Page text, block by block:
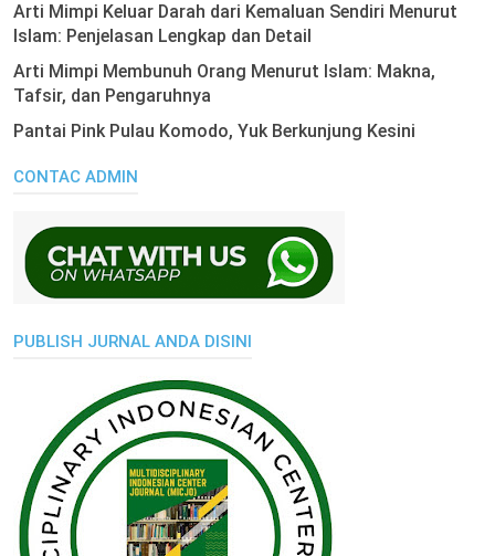
Arti Mimpi Keluar Darah dari Kemaluan Sendiri Menurut
Islam: Penjelasan Lengkap dan Detail
Arti Mimpi Membunuh Orang Menurut Islam: Makna,
Tafsir, dan Pengaruhnya
Pantai Pink Pulau Komodo, Yuk Berkunjung Kesini
CONTAC ADMIN
PUBLISH JURNAL ANDA DISINI